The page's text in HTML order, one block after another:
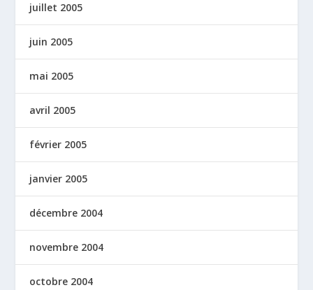
juillet 2005
juin 2005
mai 2005
avril 2005
février 2005
janvier 2005
décembre 2004
novembre 2004
octobre 2004